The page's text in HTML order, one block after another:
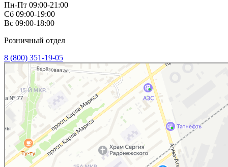
Пн-Пт 09:00-21:00
Сб 09:00-19:00
Вс 09:00-18:00
Розничный отдел
8 (800) 351-19-05